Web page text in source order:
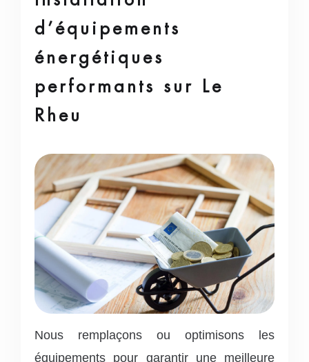
d’équipements
énergétiques
performants sur Le
Rheu
Nous remplaçons ou optimisons les
équipements pour garantir une meilleure